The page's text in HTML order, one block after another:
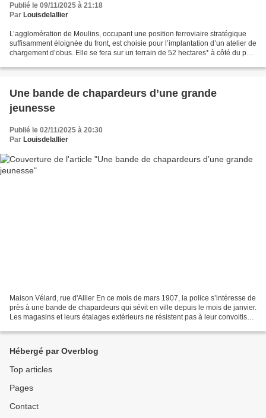
Publié le 09/11/2025 à 21:18
Par Louisdelallier
L’agglomération de Moulins, occupant une position ferroviaire stratégique
suffisamment éloignée du front, est choisie pour l’implantation d’un atelier de
chargement d’obus. Elle se fera sur un terrain de 52 hectares* à côté du parc
Une bande de chapardeurs d’une grande
jeunesse
Publié le 02/11/2025 à 20:30
Par Louisdelallier
Maison Vélard, rue d'Allier En ce mois de mars 1907, la police s’intéresse de
près à une bande de chapardeurs qui sévit en ville depuis le mois de janvier.
Les magasins et leurs étalages extérieurs ne résistent pas à leur convoitise
Hébergé par Overblog
Top articles
Pages
Contact